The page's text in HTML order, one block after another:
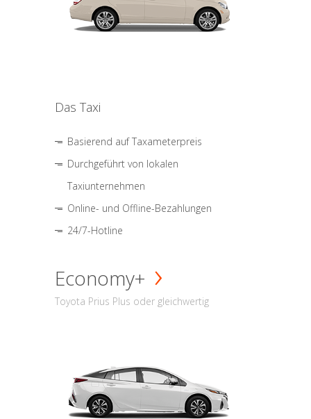
Das Taxi
Basierend auf Taxameterpreis
Durchgeführt von lokalen
Taxiunternehmen
Online- und Offline-Bezahlungen
24/7-Hotline
Economy+
Toyota Prius Plus oder gleichwertig